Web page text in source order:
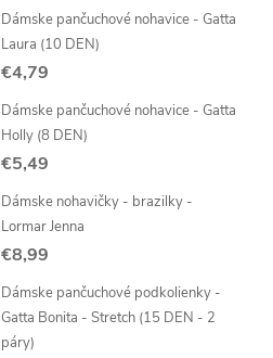
Dámske pančuchové nohavice - Gatta
Laura (10 DEN)
€4,79
Dámske pančuchové nohavice - Gatta
Holly (8 DEN)
€5,49
Dámske nohavičky - brazilky -
Lormar Jenna
€8,99
Dámske pančuchové podkolienky -
Gatta Bonita - Stretch (15 DEN - 2
páry)